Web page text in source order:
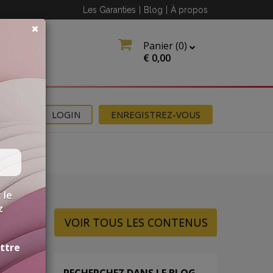
Les Garanties Blog À propos
Panier (0)
€ 0,00
ENREGISTREZ-VOUS
LOGIN
VOIR TOUS LES CONTENUS
le